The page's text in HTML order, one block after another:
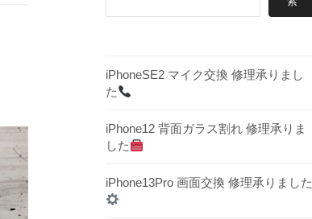
iPhoneSE2 マイク交換 修理承りまし
た
iPhone12 背面ガラス割れ 修理承りま
した
iPhone13Pro 画面交換 修理承りました